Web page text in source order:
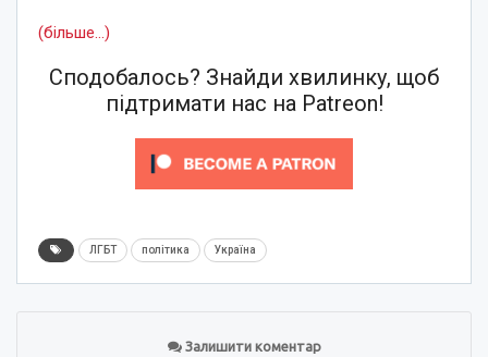
(більше…)
Сподобалось? Знайди хвилинку, щоб
підтримати нас на Patreon!
ЛГБТ політика Україна
Залишити коментар